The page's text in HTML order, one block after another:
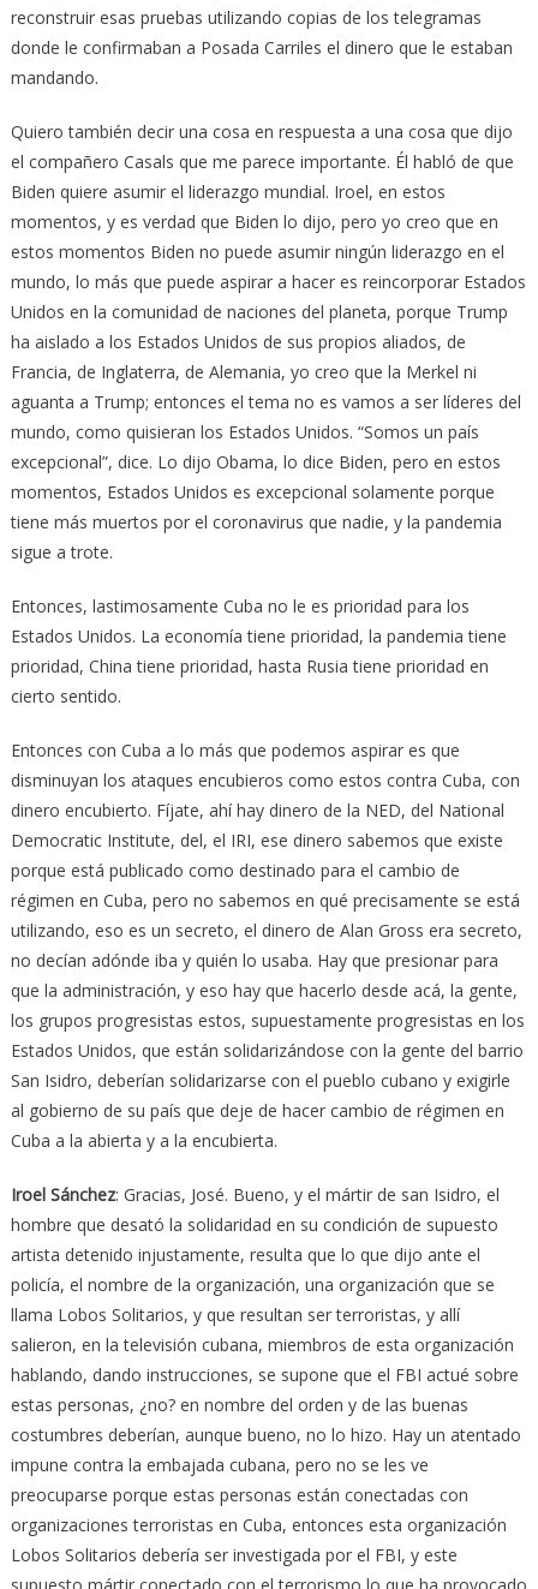
reconstruir esas pruebas utilizando copias de los telegramas
donde le confirmaban a Posada Carriles el dinero que le estaban
mandando.
Quiero también decir una cosa en respuesta a una cosa que dijo
el compañero Casals que me parece importante. Él habló de que
Biden quiere asumir el liderazgo mundial. Iroel, en estos
momentos, y es verdad que Biden lo dijo, pero yo creo que en
estos momentos Biden no puede asumir ningún liderazgo en el
mundo, lo más que puede aspirar a hacer es reincorporar Estados
Unidos en la comunidad de naciones del planeta, porque Trump
ha aislado a los Estados Unidos de sus propios aliados, de
Francia, de Inglaterra, de Alemania, yo creo que la Merkel ni
aguanta a Trump; entonces el tema no es vamos a ser líderes del
mundo, como quisieran los Estados Unidos. “Somos un país
excepcional”, dice. Lo dijo Obama, lo dice Biden, pero en estos
momentos, Estados Unidos es excepcional solamente porque
tiene más muertos por el coronavirus que nadie, y la pandemia
sigue a trote.
Entonces, lastimosamente Cuba no le es prioridad para los
Estados Unidos. La economía tiene prioridad, la pandemia tiene
prioridad, China tiene prioridad, hasta Rusia tiene prioridad en
cierto sentido.
Entonces con Cuba a lo más que podemos aspirar es que
disminuyan los ataques encubieros como estos contra Cuba, con
dinero encubierto. Fíjate, ahí hay dinero de la NED, del National
Democratic Institute, del, el IRI, ese dinero sabemos que existe
porque está publicado como destinado para el cambio de
régimen en Cuba, pero no sabemos en qué precisamente se está
utilizando, eso es un secreto, el dinero de Alan Gross era secreto,
no decían adónde iba y quién lo usaba. Hay que presionar para
que la administración, y eso hay que hacerlo desde acá, la gente,
los grupos progresistas estos, supuestamente progresistas en los
Estados Unidos, que están solidarizándose con la gente del barrio
San Isidro, deberían solidarizarse con el pueblo cubano y exigirle
al gobierno de su país que deje de hacer cambio de régimen en
Cuba a la abierta y a la encubierta.
Iroel Sánchez: Gracias, José. Bueno, y el mártir de san Isidro, el
hombre que desató la solidaridad en su condición de supuesto
artista detenido injustamente, resulta que lo que dijo ante el
policía, el nombre de la organización, una organización que se
llama Lobos Solitarios, y que resultan ser terroristas, y allí
salieron, en la televisión cubana, miembros de esta organización
hablando, dando instrucciones, se supone que el FBI actué sobre
estas personas, ¿no? en nombre del orden y de las buenas
costumbres deberían, aunque bueno, no lo hizo. Hay un atentado
impune contra la embajada cubana, pero no se les ve
preocuparse porque estas personas están conectadas con
organizaciones terroristas en Cuba, entonces esta organización
Lobos Solitarios debería ser investigada por el FBI, y este